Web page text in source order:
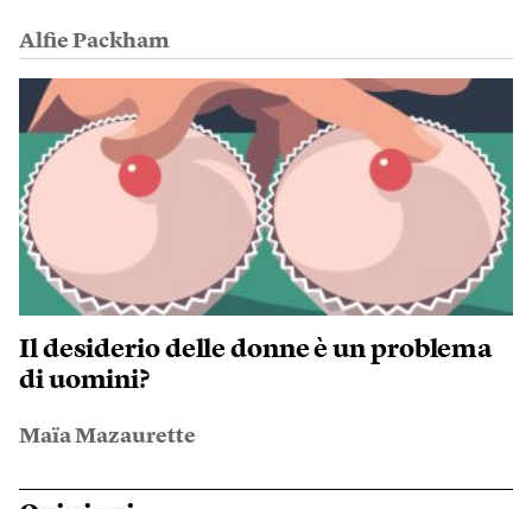
Alfie Packham
Il desiderio delle donne è un problema
di uomini?
Maïa Mazaurette